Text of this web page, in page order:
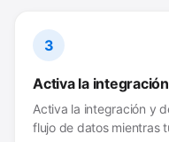
3
Activa la integración
Activa la integración y
flujo de datos mientras